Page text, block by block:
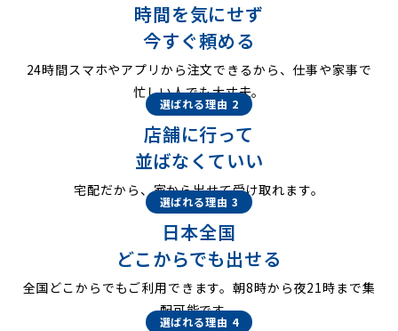
時間を気にせず
今すぐ頼める
24時間スマホやアプリから注文できるから、仕事や家事で
忙しい人でも大丈夫。
選ばれる理由 2
店舗に行って
並ばなくていい
宅配だから、家から出せて受け取れます。
選ばれる理由 3
日本全国
どこからでも出せる
全国どこからでもご利用できます。朝8時から夜21時まで集
配可能です。
選ばれる理由 4